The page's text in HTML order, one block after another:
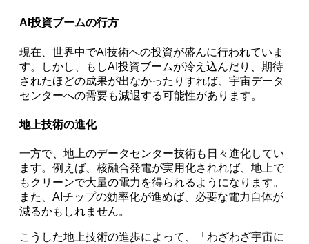
AI投資ブームの行方
現在、世界中でAI技術への投資が盛んに行われていま
す。しかし、もしAI投資ブームが冷え込んだり、期待
されたほどの成果が出なかったりすれば、宇宙データ
センターへの需要も減退する可能性があります。
地上技術の進化
一方で、地上のデータセンター技術も日々進化してい
ます。例えば、核融合発電が実用化されれば、地上で
もクリーンで大量の電力を得られるようになります。
また、AIチップの効率化が進めば、必要な電力自体が
減るかもしれません。
こうした地上技術の進歩によって、「わざわざ宇宙に